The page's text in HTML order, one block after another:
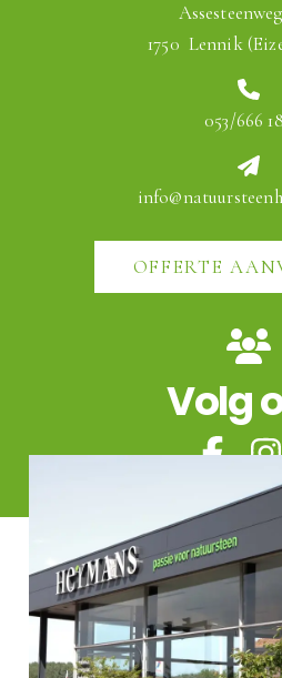
1750 Lennik
053/666
OFFERTE
Volg